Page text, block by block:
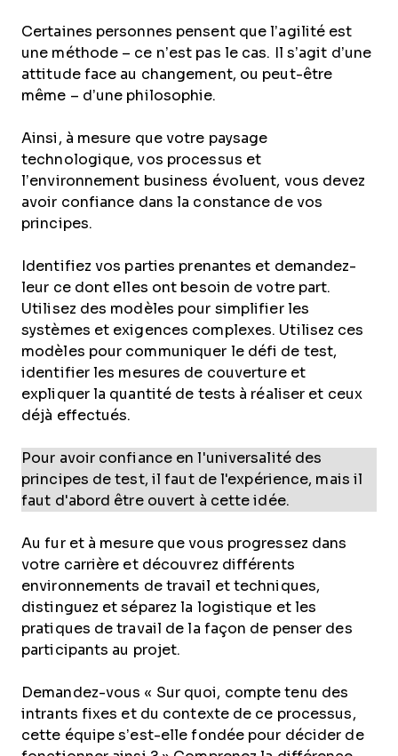
Certaines personnes pensent que l’agilité est
une méthode – ce n’est pas le cas. Il s’agit d’une
attitude face au changement, ou peut-être
même – d’une philosophie.
Ainsi, à mesure que votre paysage
technologique, vos processus et
l’environnement business évoluent, vous devez
avoir confiance dans la constance de vos
principes.
Identifiez vos parties prenantes et demandez-
leur ce dont elles ont besoin de votre part.
Utilisez des modèles pour simplifier les
systèmes et exigences complexes. Utilisez ces
modèles pour communiquer le défi de test,
identifier les mesures de couverture et
expliquer la quantité de tests à réaliser et ceux
déjà effectués.
Pour avoir confiance en l'universalité des
principes de test, il faut de l'expérience, mais il
faut d'abord être ouvert à cette idée.
Au fur et à mesure que vous progressez dans
votre carrière et découvrez différents
environnements de travail et techniques,
distinguez et séparez la logistique et les
pratiques de travail de la façon de penser des
participants au projet.
Demandez-vous « Sur quoi, compte tenu des
intrants fixes et du contexte de ce processus,
cette équipe s’est-elle fondée pour décider de